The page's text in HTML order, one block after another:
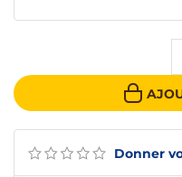
Donner